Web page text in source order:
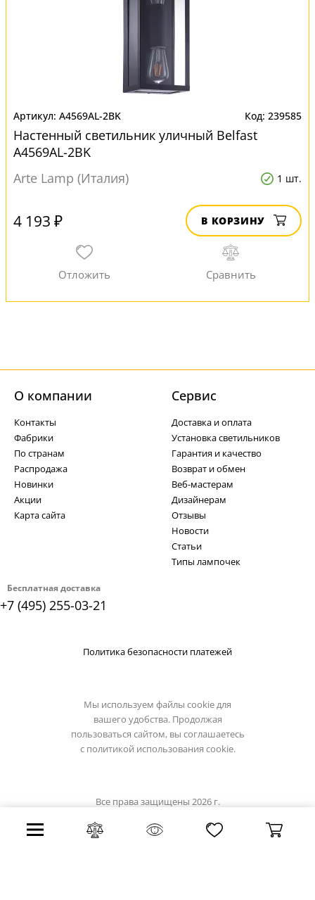
A4569AL-2BK 239585
Настенный светильник уличный Belfast
A4569AL-2BK
Arte Lamp (Италия)
1 шт.
4 193 ₽ В КОРЗИНУ
Бесплатная доставка
+7 (495) 255-03-21
О компании
Контакты
Фабрики
По странам
Распродажа
Новинки
Акции
Карта сайта
Cервис
Доставка и оплата
Установка светильников
Гарантия и качество
Возврат и обмен
Веб-мастерам
Дизайнерам
Отзывы
Новости
Статьи
Типы лампочек
Политика безопасности платежей
Мы используем файлы cookie для
вашего удобства. Продолжая
пользоваться сайтом, вы соглашаетесь
с политикой использования cookie.
Все права защищены 2026 г.